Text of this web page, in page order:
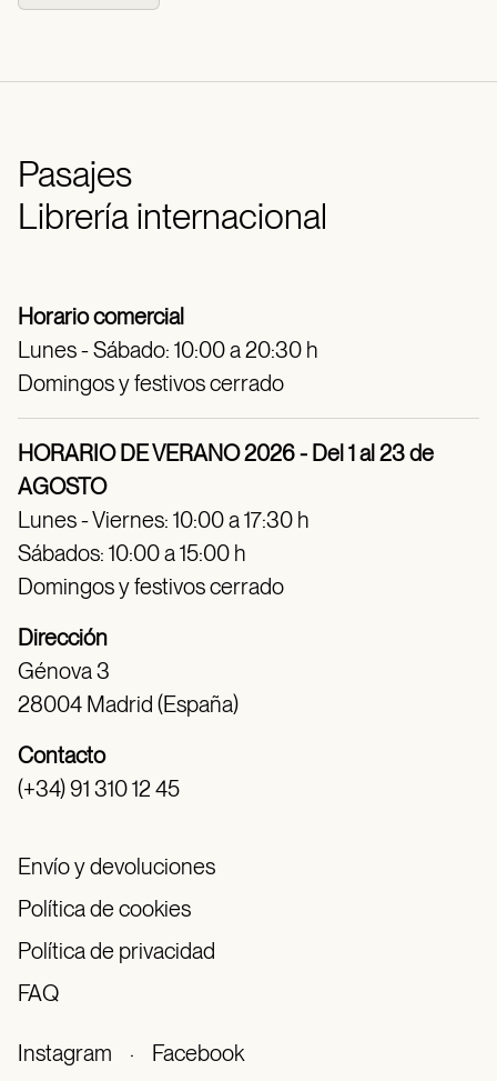
Pasajes
Librería internacional
Horario comercial
Lunes - Sábado: 10:00 a 20:30 h
Domingos y festivos cerrado
HORARIO DE VERANO 2026 - Del 1 al 23 de
AGOSTO
Lunes - Viernes: 10:00 a 17:30 h
Sábados: 10:00 a 15:00 h
Domingos y festivos cerrado
Dirección
Génova 3
28004 Madrid (España)
Contacto
(+34) 91 310 12 45
Envío y devoluciones
Política de cookies
Política de privacidad
FAQ
Instagram · Facebook